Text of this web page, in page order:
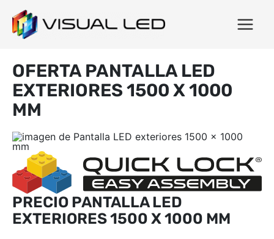
OFERTA PANTALLA LED
EXTERIORES 1500 X 1000
MM
PRECIO PANTALLA LED
EXTERIORES 1500 X 1000 MM